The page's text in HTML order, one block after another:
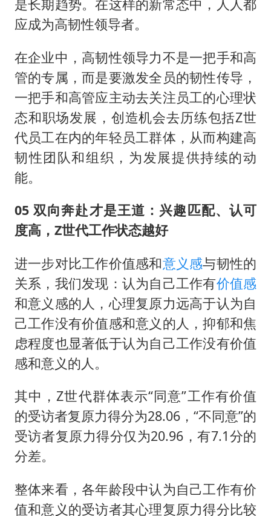
是长期趋势。在这样的新常态中，人人都
应成为高韧性领导者。
在企业中，高韧性领导力不是一把手和高
管的专属，而是要激发全员的韧性传导，
一把手和高管应主动去关注员工的心理状
态和职场发展，创造机会去历练包括Z世
代员工在内的年轻员工群体，从而构建高
韧性团队和组织，为发展提供持续的动
能。
05 双向奔赴才是王道：兴趣匹配、认可
度高，Z世代工作状态越好
进一步对比工作价值感和意义感与韧性的
关系，我们发现：认为自己工作有价值感
和意义感的人，心理复原力远高于认为自
己工作没有价值感和意义的人，抑郁和焦
虑程度也显著低于认为自己工作没有价值
感和意义的人。
其中，Z世代群体表示“同意”工作有价值
的受访者复原力得分为28.06，“不同意”的
受访者复原力得分仅为20.96，有7.1分的
分差。
整体来看，各年龄段中认为自己工作有价
值和意义的受访者其心理复原力得分比较